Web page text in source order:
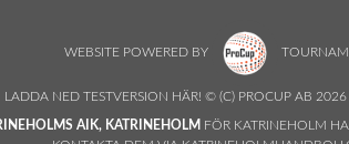
WEBSITE POWERED BY
LADDA NED TESTVERSION HÄR! © (C) PROCUP AB
AIK, KATRINEHOLM FÖR KATRINEHOLM